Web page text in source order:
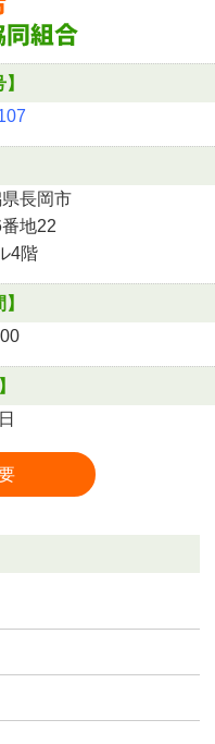
長岡市
地22
4階